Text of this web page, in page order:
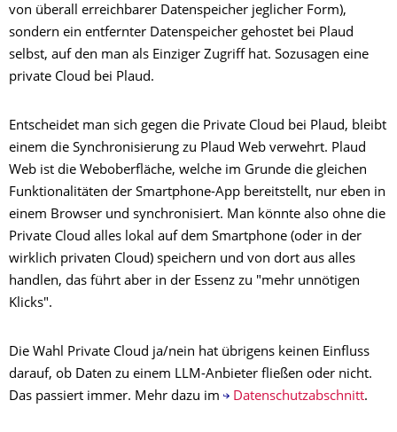
von überall erreichbarer Datenspeicher jeglicher Form),
sondern ein entfernter Datenspeicher gehostet bei Plaud
selbst, auf den man als Einziger Zugriff hat. Sozusagen eine
private Cloud bei Plaud.
Entscheidet man sich gegen die Private Cloud bei Plaud, bleibt
einem die Synchronisierung zu Plaud Web verwehrt. Plaud
Web ist die Weboberfläche, welche im Grunde die gleichen
Funktionalitäten der Smartphone-App bereitstellt, nur eben in
einem Browser und synchronisiert. Man könnte also ohne die
Private Cloud alles lokal auf dem Smartphone (oder in der
wirklich privaten Cloud) speichern und von dort aus alles
handlen, das führt aber in der Essenz zu "mehr unnötigen
Klicks".
Die Wahl Private Cloud ja/nein hat übrigens keinen Einfluss
darauf, ob Daten zu einem LLM-Anbieter fließen oder nicht.
Das passiert immer. Mehr dazu im
Datenschutzabschnitt.